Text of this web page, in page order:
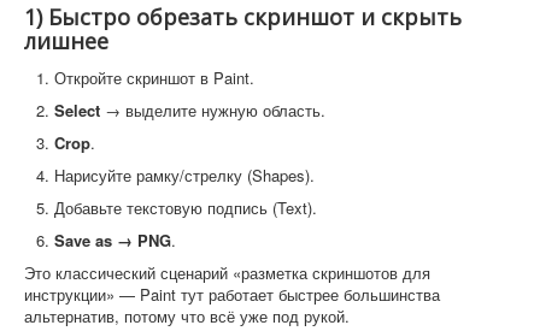
1) Быстро обрезать скриншот и скрыть
лишнее
Откройте скриншот в Paint.
Select → выделите нужную область.
Crop.
Нарисуйте рамку/стрелку (Shapes).
Добавьте текстовую подпись (Text).
Save as → PNG.
Это классический сценарий «разметка скриншотов для
инструкции» — Paint тут работает быстрее большинства
альтернатив, потому что всё уже под рукой.